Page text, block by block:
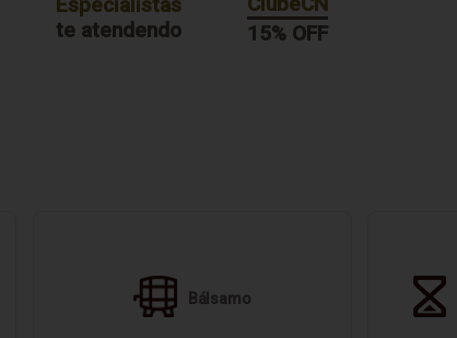
Especialistas
te atendendo
15% OFF
Bálsamo